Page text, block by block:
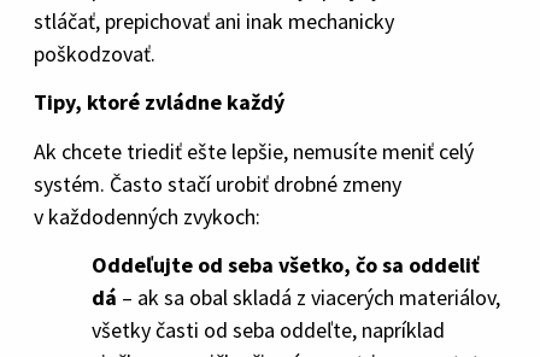
stláčať, prepichovať ani inak mechanicky
poškodzovať.
Tipy, ktoré zvládne každý
Ak chcete triediť ešte lepšie, nemusíte meniť celý
systém. Často stačí urobiť drobné zmeny
v každodenných zvykoch:
Oddeľujte od seba všetko, čo sa oddeliť
dá – ak sa obal skladá z viacerých materiálov,
všetky časti od seba oddeľte, napríklad